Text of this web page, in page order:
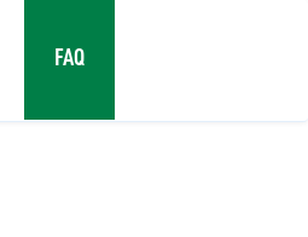
FAQ